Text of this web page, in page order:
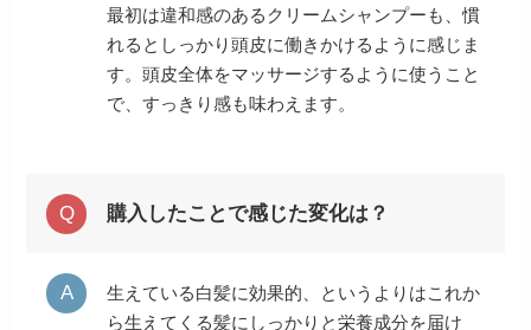
最初は違和感のあるクリームシャンプーも、慣
れるとしっかり頭皮に働きかけるように感じま
す。頭皮全体をマッサージするように使うこと
で、すっきり感も味わえます。
購入したことで感じた変化は？
生えている白髪に効果的、というよりはこれか
ら生えてくる髪にしっかりと栄養成分を届け